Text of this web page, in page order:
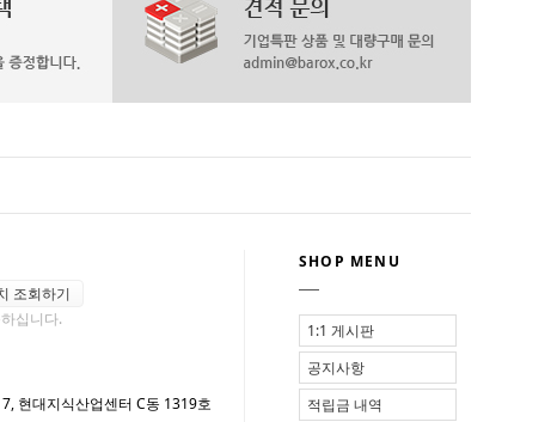
조회하기
십니다.
현대지식산업센터 C동 1319호
SHOP MENU
1:1 게시판
공지사항
적립금 내역